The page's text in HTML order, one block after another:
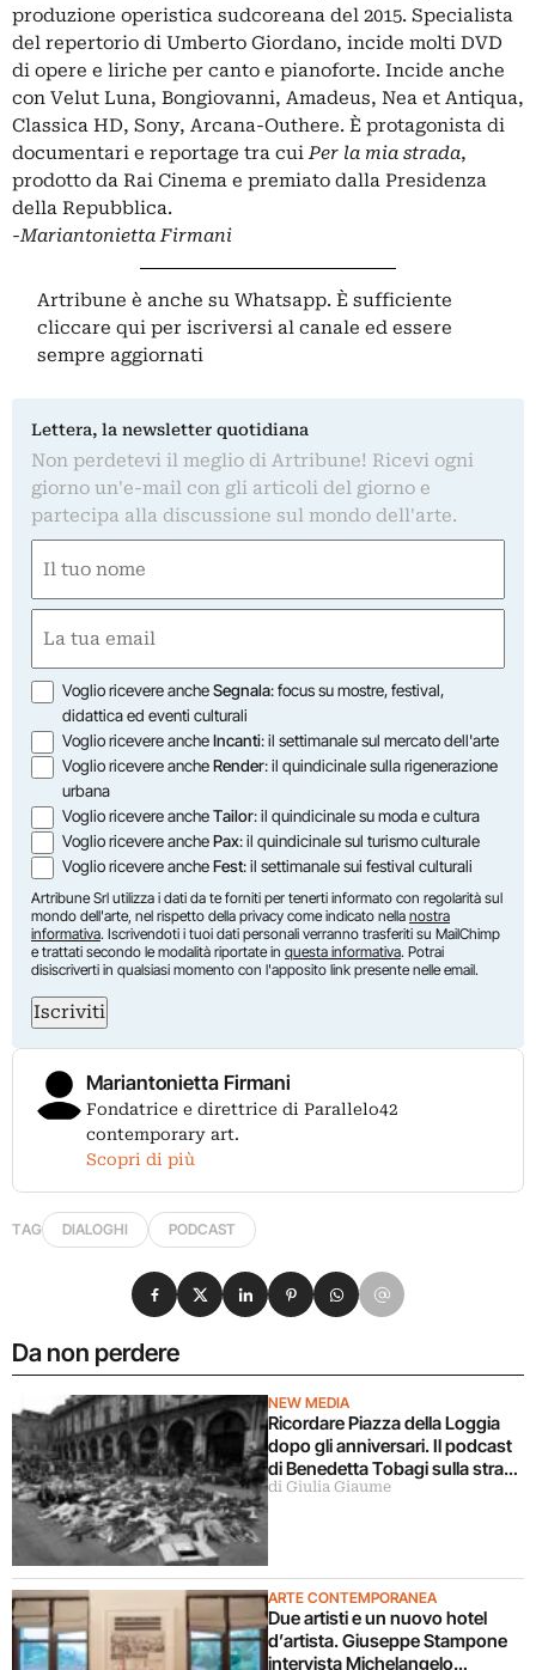
produzione operistica sudcoreana del 2015. Specialista
del repertorio di Umberto Giordano, incide molti DVD
di opere e liriche per canto e pianoforte. Incide anche
con Velut Luna, Bongiovanni, Amadeus, Nea et Antiqua,
Classica HD, Sony, Arcana-Outhere. È protagonista di
documentari e reportage tra cuiPer la mia strada,
prodotto da Rai Cinema e premiato dalla Presidenza
della Repubblica.
-Mariantonietta Firmani
Artribune è anche su Whatsapp. È sufficiente
cliccare qui per iscriversi al canale ed essere
sempre aggiornati
Lettera, la newsletter quotidiana
Non perdetevi il meglio di Artribune! Ricevi ogni
giorno un'e-mail con gli articoli del giorno e
partecipa alla discussione sul mondo dell'arte.
(Obbligatorio)
Nome
(Obbligatorio)
Opzioni
Voglio ricevere ancheSegnala: focus su mostre, festival,
didattica ed eventi culturali
Voglio ricevere ancheIncanti: il settimanale sul mercato dell'arte
Voglio ricevere ancheRender: il quindicinale sulla rigenerazione
urbana
Voglio ricevere ancheTailor: il quindicinale su moda e cultura
Voglio ricevere anchePax: il quindicinale sul turismo culturale
Voglio ricevere ancheFest: il settimanale sui festival culturali
Artribune Srl utilizza i dati da te forniti per tenerti informato con regolarità sul
mondo dell'arte, nel rispetto della privacy come indicato nella nostra
informativa. Iscrivendoti i tuoi dati personali verranno trasferiti su MailChimp
e trattati secondo le modalità riportate in questa informativa. Potrai
disiscriverti in qualsiasi momento con l'apposito link presente nelle email.
Iscriviti
Mariantonietta Firmani
Fondatrice e direttrice di Parallelo42
contemporary art.
Scopri di più
TAG DIALOGHI PODCAST
Da non perdere
NEW MEDIA
Ricordare Piazza della Loggia
dopo gli anniversari. Il podcast
di Benedetta Tobagi sulla strage
di Brescia
di Giulia Giaume
ARTE CONTEMPORANEA
Due artisti e un nuovo hotel
d’artista. Giuseppe Stampone
intervista Michelangelo
Condividi su Facebook
Condividi su X
Condividi su LinkedIn
Condividi su Pinterest
Condividi su WhatsApp
Condividi su Email